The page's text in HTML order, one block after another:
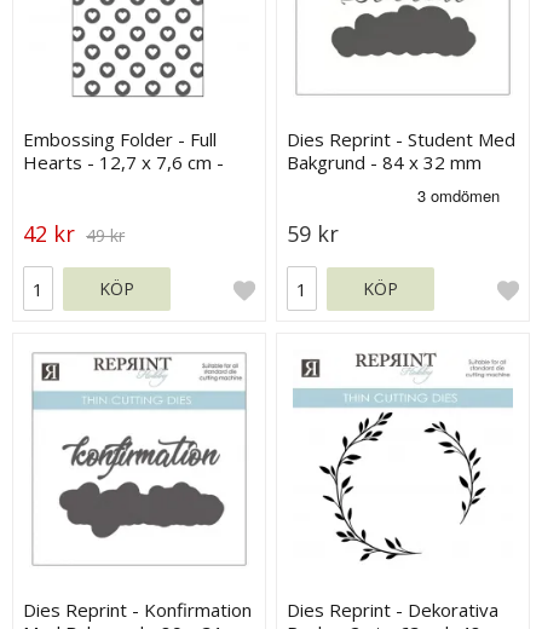
Embossing Folder - Full
Hearts - 12,7 x 7,6 cm -
42 kr 49 kr
KÖP
Dies Reprint - Student Med
Bakgrund - 84 x 32 mm
59 kr
KÖP
Dies Reprint - Konfirmation
Dies Reprint - Dekorativa